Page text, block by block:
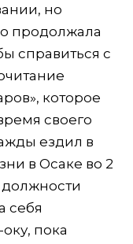
но
продолжала
справиться с
которое
своего
ездил в
в Осаке во 2
должности
себя
пока